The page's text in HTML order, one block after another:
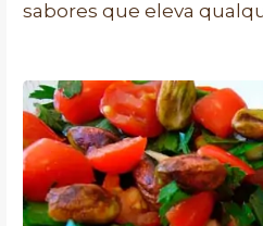
sabores que eleva